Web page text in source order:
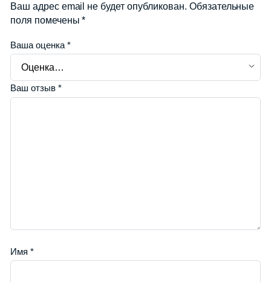
Ваш адрес email не будет опубликован. Обязательные
поля помечены*
Ваша оценка *
Ваш отзыв *
Имя *